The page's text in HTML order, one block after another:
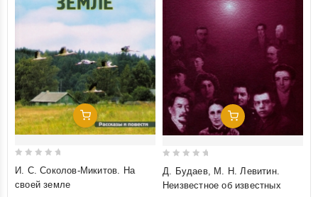
Добавить В Корзину
И. С. Соколов-Микитов. На
своей земле
Добавить В Корзину
out
Д. Будаев, М. Н. Левитин.
Неизвестное об известных